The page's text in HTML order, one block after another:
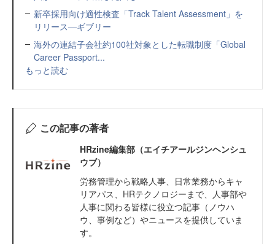
新卒採用向け適性検査「Track Talent Assessment」を
リリース—ギブリー
海外の連結子会社約100社対象とした転職制度「Global
Career Passport...
もっと読む
この記事の著者
HRzine編集部（エイチアールジンヘンシュ
ウブ）
労務管理から戦略人事、日常業務からキャ
リアパス、HRテクノロジーまで、人事部や
人事に関わる皆様に役立つ記事（ノウハ
ウ、事例など）やニュースを提供していま
す。